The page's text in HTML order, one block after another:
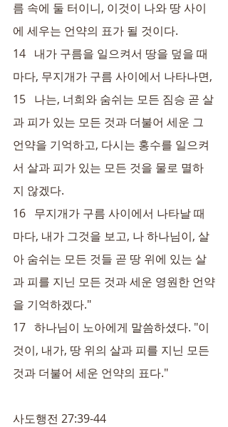
름 속에 둘 터이니, 이것이 나와 땅 사이
에 세우는 언약의 표가 될 것이다.
14   내가 구름을 일으켜서 땅을 덮을 때
마다, 무지개가 구름 사이에서 나타나면,
15   나는, 너희와 숨쉬는 모든 짐승 곧 살
과 피가 있는 모든 것과 더불어 세운 그
언약을 기억하고, 다시는 홍수를 일으켜
서 살과 피가 있는 모든 것을 물로 멸하
지 않겠다.
16   무지개가 구름 사이에서 나타날 때
마다, 내가 그것을 보고, 나 하나님이, 살
아 숨쉬는 모든 것들 곧 땅 위에 있는 살
과 피를 지닌 모든 것과 세운 영원한 언약
을 기억하겠다."
17   하나님이 노아에게 말씀하셨다. "이
것이, 내가, 땅 위의 살과 피를 지닌 모든
것과 더불어 세운 언약의 표다."
사도행전 27:39-44